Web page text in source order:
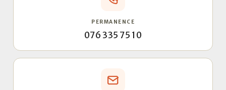
PERMANENCE
076 335 75 10